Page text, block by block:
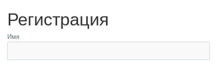
Регистрация
Имя